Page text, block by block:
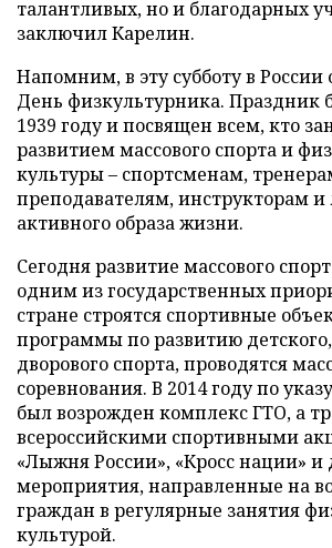
талантливых, но и благодарных
заключил Карелин.
Напомним, в эту субботу в России
День физкультурника. Праздник
1939 году и посвящен всем, кто
развитием массового спорта и
культуры – спортсменам,
преподавателям, инструкторам
активного образа жизни.
Сегодня развитие массового
одним из государственных
стране строятся спортивные
программы по развитию
дворового спорта, проводятся
соревнования. В 2014 году по
был возрожден комплекс ГТО, а
всероссийскими спортивными
«Лыжня России», «Кросс нации» и
мероприятия, направленные на
граждан в регулярные занятия
культурой.